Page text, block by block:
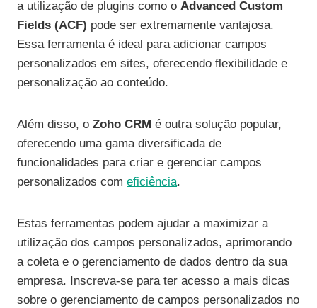
a utilização de plugins como o Advanced Custom
Fields (ACF) pode ser extremamente vantajosa.
Essa ferramenta é ideal para adicionar campos
personalizados em sites, oferecendo flexibilidade e
personalização ao conteúdo.
Além disso, o Zoho CRM é outra solução popular,
oferecendo uma gama diversificada de
funcionalidades para criar e gerenciar campos
personalizados com eficiência.
Estas ferramentas podem ajudar a maximizar a
utilização dos campos personalizados, aprimorando
a coleta e o gerenciamento de dados dentro da sua
empresa. Inscreva-se para ter acesso a mais dicas
sobre o gerenciamento de campos personalizados no